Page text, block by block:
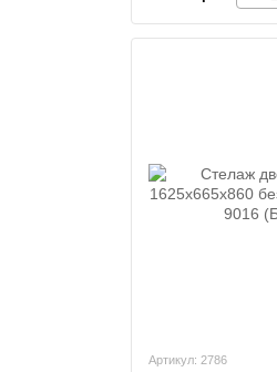
Артикул: 2786